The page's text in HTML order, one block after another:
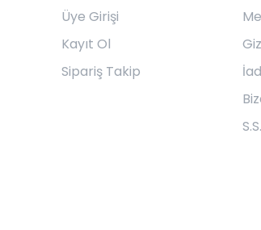
Üye Girişi
Kayıt Ol
Sipariş Takip